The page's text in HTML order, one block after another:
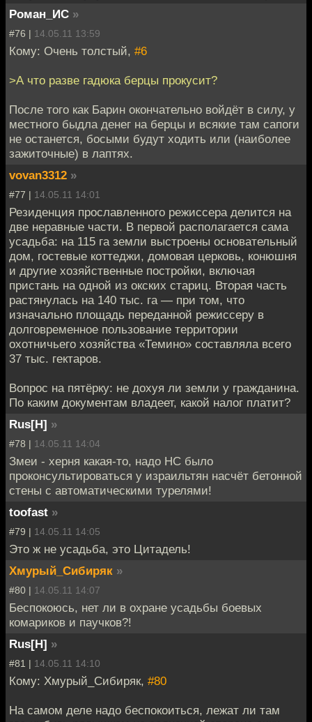
Роман_ИС »
#76 | 14.05.11 13:59
Кому: Очень толстый, #6
>А что разве гадюка берцы прокусит?
После того как Барин окончательно войдёт в силу, у
местного быдла денег на берцы и всякие там сапоги
не останется, босыми будут ходить или (наиболее
зажиточные) в лаптях.
vovan3312 »
#77 | 14.05.11 14:01
Резиденция прославленного режиссера делится на
две неравные части. В первой располагается сама
усадьба: на 115 га земли выстроены основательный
дом, гостевые коттеджи, домовая церковь, конюшня
и другие хозяйственные постройки, включая
пристань на одной из окских стариц. Вторая часть
растянулась на 140 тыс. га — при том, что
изначально площадь переданной режиссеру в
долговременное пользование территории
охотничьего хозяйства «Темино» составляла всего
37 тыс. гектаров.
Вопрос на пятёрку: не дохуя ли земли у гражданина.
По каким документам владеет, какой налог платит?
Rus[H] »
#78 | 14.05.11 14:04
Змеи - херня какая-то, надо НС было
проконсультироваться у израильтян насчёт бетонной
стены с автоматическими турелями!
toofast »
#79 | 14.05.11 14:05
Это ж не усадьба, это Цитадель!
Хмурый_Сибиряк »
#80 | 14.05.11 14:07
Беспокоюсь, нет ли в охране усадьбы боевых
комариков и паучков?!
Rus[H] »
#81 | 14.05.11 14:10
Кому: Хмурый_Сибиряк, #80
На самом деле надо беспокоиться, лежат ли там